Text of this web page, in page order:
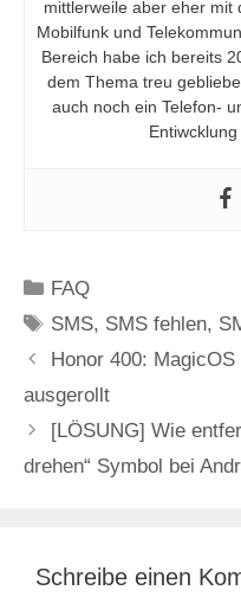
mittlerweile aber eher mit
Mobilfunk und
Bereich habe ich bereits
dem Thema treu
auch noch ein Telefon-
Kategorien
FAQ
Schlagwörter
SMS, SMS fehlen,
Honor 400:
ausgerollt
[LÖSUNG] Wie
drehen“ Symbol bei
Schreibe einen